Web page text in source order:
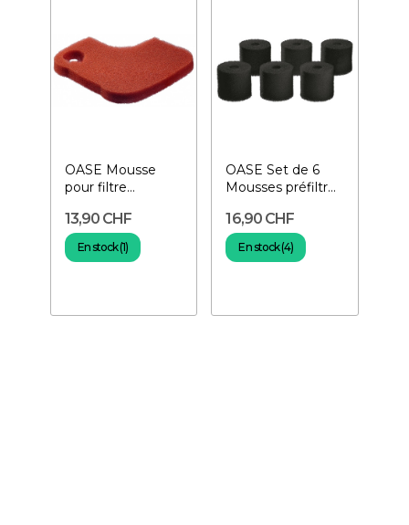
OASE Mousse
pour filtre
Orange
13,90 CHF
En stock (1)
OASE Set de 6
Mousses préfiltre
Noires
16,90 CHF
En stock (4)